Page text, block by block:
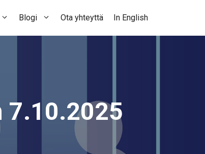
Blogi Ota yhteyttä In English